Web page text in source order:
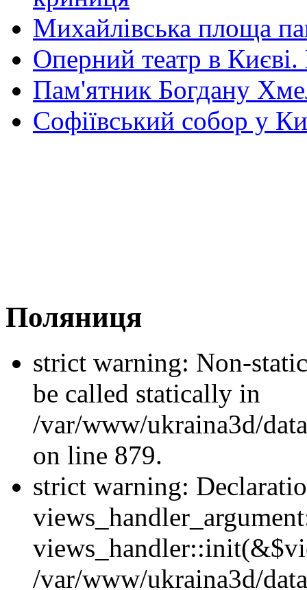
Михайлівська площа
Оперний театр в
Пам'ятник Богдану
Софіївський собор у
Поляниця
strict warning: Non-
be called statically in
/var/www/ukraina3d/
on line 879.
strict warning:
/var/www/ukraina3d/